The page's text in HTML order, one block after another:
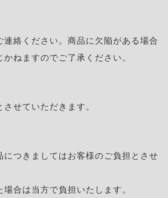
連絡ください。商品に欠陥がある場合
ねますのでご了承ください。
せていただきます。
につきましてはお客様のご負担とさせ
合は当方で負担いたします。